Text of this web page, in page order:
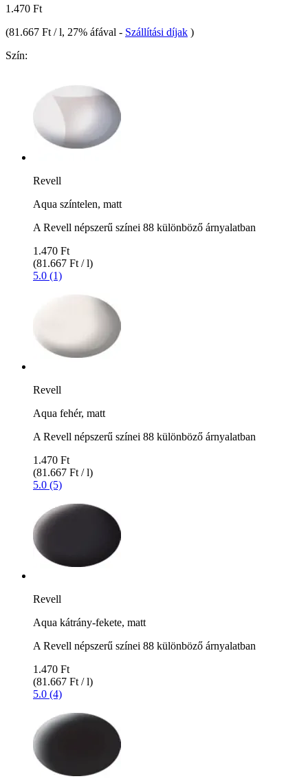
1.470 Ft
(81.667 Ft / l, 27% áfával - Szállítási díjak )
Szín:
Revell
Aqua színtelen, matt
A Revell népszerű színei 88 különböző árnyalatban
1.470 Ft
(81.667 Ft / l)
5.0 (1)
Revell
Aqua fehér, matt
A Revell népszerű színei 88 különböző árnyalatban
1.470 Ft
(81.667 Ft / l)
5.0 (5)
Revell
Aqua kátrány-fekete, matt
A Revell népszerű színei 88 különböző árnyalatban
1.470 Ft
(81.667 Ft / l)
5.0 (4)